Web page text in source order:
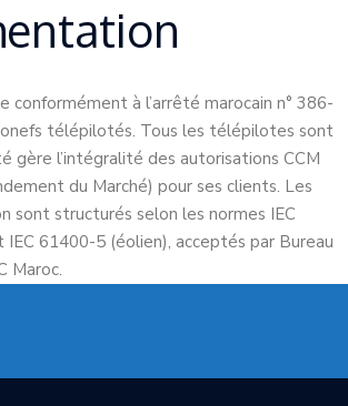
conformément à l’arrêté marocain n° 386-
télépilotés. Tous les télépilotes sont
gère l’intégralité des autorisations CCM
du Marché) pour ses clients. Les
sont structurés selon les normes IEC
61400-5 (éolien), acceptés par Bureau
Maroc.